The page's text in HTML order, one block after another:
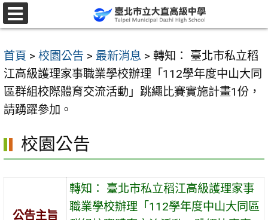
跳
至
要
內
容
區
首頁 > 校園公告 > 最新消息 > 轉知： 臺北市私立稻
江高級護理家事職業學校辦理「112學年度中山大同
區群組校際體育交流活動」跳繩比賽實施計畫1份，
請踴躍參加。
校園公告
公告主旨
轉知： 臺北市私立稻江高級護理家事
職業學校辦理「112學年度中山大同區
選
單